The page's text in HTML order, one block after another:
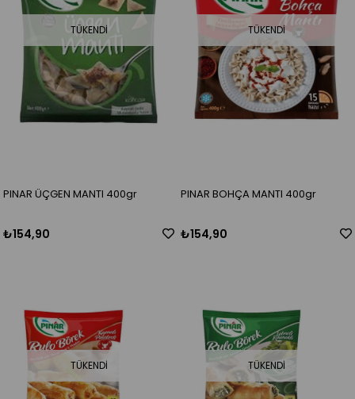
TÜKENDI
PINAR ÜÇGEN MANTI 400gr
₺154,90
TÜKENDI
PINAR BOHÇA MANTI 400gr
₺154,90
TÜKENDI TÜKENDI